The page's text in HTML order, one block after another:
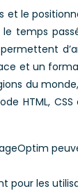
le
temps
et un format
du
HTML,
pour les